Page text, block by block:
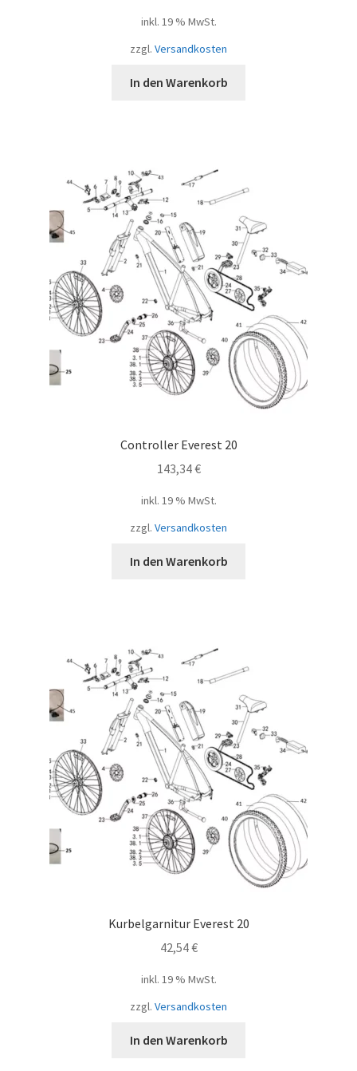
inkl. 19 % MwSt.
zzgl. Versandkosten
In den Warenkorb
Controller Everest 20
143,34€
inkl. 19 % MwSt.
zzgl. Versandkosten
In den Warenkorb
Kurbelgarnitur Everest 20
42,54€
inkl. 19 % MwSt.
zzgl. Versandkosten
In den Warenkorb